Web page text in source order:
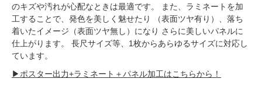
のキズや汚れが心配なときは最適です。 また、ラミネートを加
工することで、発色を美しく魅せたり （表面ツヤ有り）、落ち
着いたイメージ（表面ツヤ無し）になり さらに美しいパネルに
仕上がります。 長尺サイズ等、1枚からあらゆるサイズに対応し
ています。
▶ポスター出力+ラミネート＋パネル加工はこちらから！